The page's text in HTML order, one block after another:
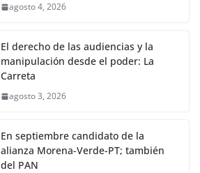
agosto 4, 2026
El derecho de las audiencias y la
manipulación desde el poder: La
Carreta
agosto 3, 2026
En septiembre candidato de la
alianza Morena-Verde-PT; también
del PAN